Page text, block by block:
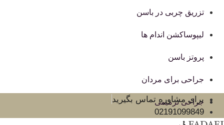
تزریق چربی در باسن
لیپوساکشن اندام ها
پروتز باسن
جراحی برای مردان
جراحی ترمیمی
برای مشاوره تماس بگیرید
02191099849